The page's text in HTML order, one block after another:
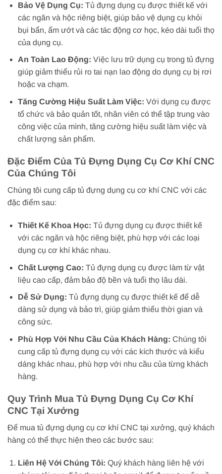
Bảo Vệ Dụng Cụ: Tủ đựng dụng cụ được thiết kế với
các ngăn và hộc riêng biệt, giúp bảo vệ dụng cụ khỏi
bụi bẩn, ẩm ướt và các tác động cơ học, kéo dài tuổi thọ
của dụng cụ.
An Toàn Lao Động: Việc lưu trữ dụng cụ trong tủ đựng
giúp giảm thiểu rủi ro tai nạn lao động do dụng cụ bị rơi
hoặc va chạm.
Tăng Cường Hiệu Suất Làm Việc: Với dụng cụ được
tổ chức và bảo quản tốt, nhân viên có thể tập trung vào
công việc của mình, tăng cường hiệu suất làm việc và
chất lượng sản phẩm.
Đặc Điểm Của Tủ Đựng Dụng Cụ Cơ Khí CNC
Của Chúng Tôi
Chúng tôi cung cấp tủ đựng dụng cụ cơ khí CNC với các
đặc điểm sau:
Thiết Kế Khoa Học: Tủ đựng dụng cụ được thiết kế
với các ngăn và hộc riêng biệt, phù hợp với các loại
dụng cụ cơ khí khác nhau.
Chất Lượng Cao: Tủ đựng dụng cụ được làm từ vật
liệu cao cấp, đảm bảo độ bền và tuổi thọ lâu dài.
Dễ Sử Dụng: Tủ đựng dụng cụ được thiết kế để dễ
dàng sử dụng và bảo trì, giúp giảm thiểu thời gian và
công sức.
Phù Hợp Với Nhu Cầu Của Khách Hàng: Chúng tôi
cung cấp tủ đựng dụng cụ với các kích thước và kiểu
dáng khác nhau, phù hợp với nhu cầu của từng khách
hàng.
Quy Trình Mua Tủ Đựng Dụng Cụ Cơ Khí
CNC Tại Xưởng
Để mua tủ đựng dụng cụ cơ khí CNC tại xưởng, quý khách
hàng có thể thực hiện theo các bước sau:
Liên Hệ Với Chúng Tôi: Quý khách hàng liên hệ với